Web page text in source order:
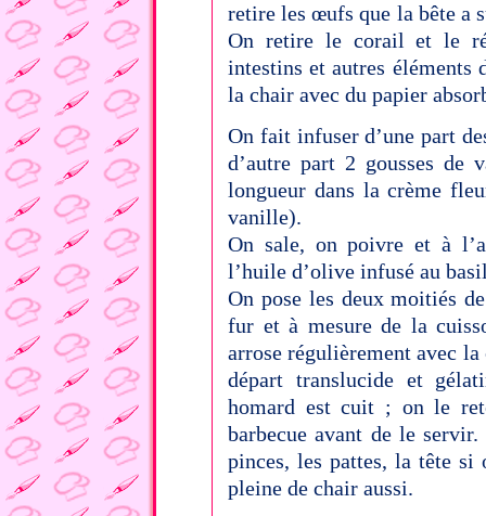
retire les œufs que la bête a
On retire le corail et le
intestins et autres éléments
la chair avec du papier
On fait infuser d’une part
d’autre part 2 gousses de
longueur dans la crème
vanille).
On sale, on poivre et à
l’huile d’olive infusé au
On pose les deux moitiés
fur et à mesure de la
arrose régulièrement avec
départ translucide et
homard est cuit ; on le
barbecue avant de le
pinces, les pattes, la tête
pleine de chair aussi.